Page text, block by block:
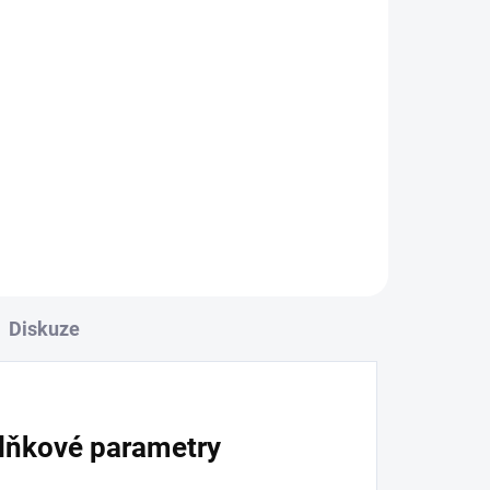
Diskuze
parametry